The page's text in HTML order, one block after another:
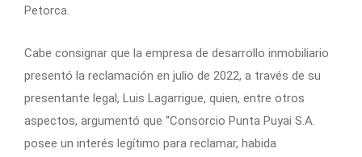
Petorca.
Cabe consignar que la empresa de desarrollo inmobiliario
presentó la reclamación en julio de 2022, a través de su
presentante legal, Luis Lagarrigue, quien, entre otros
aspectos, argumentó que “Consorcio Punta Puyai S.A.
posee un interés legítimo para reclamar, habida